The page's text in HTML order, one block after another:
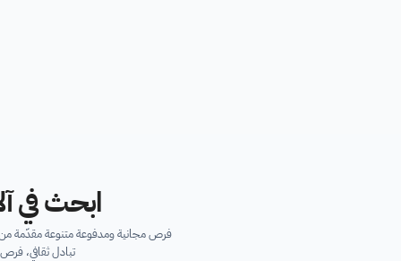
ابحث في
فرص مجانية ومدفوعة متنوعة مقدّمة من
تبادل ثقافي،